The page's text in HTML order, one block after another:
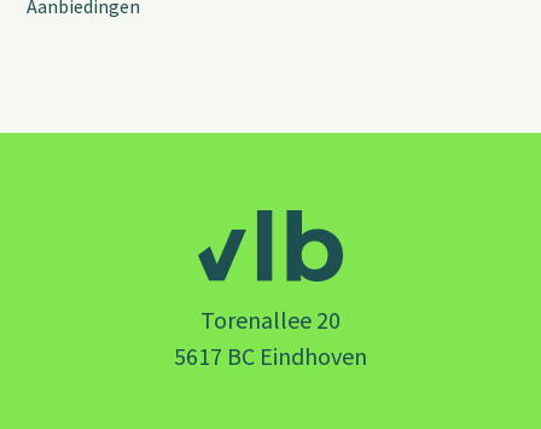
Aanbiedingen
Torenallee 20
5617 BC Eindhoven